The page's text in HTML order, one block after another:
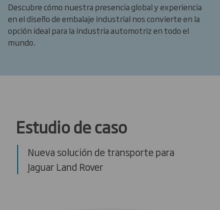
Descubre cómo nuestra presencia global y experiencia
en el diseño de embalaje industrial nos convierte en la
opción ideal para la industria automotriz en todo el
mundo.
Estudio de caso
Nueva solución de transporte para
Jaguar Land Rover